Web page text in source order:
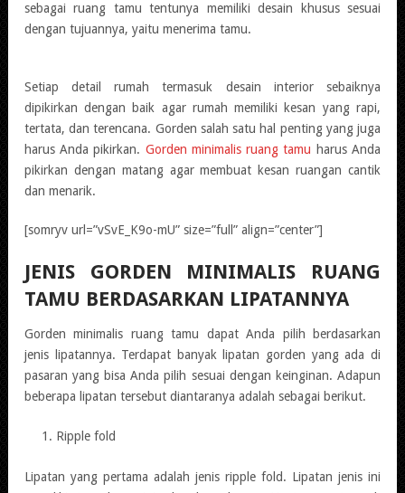
sebagai ruang tamu tentunya memiliki desain khusus sesuai
dengan tujuannya, yaitu menerima tamu.
Setiap detail rumah termasuk desain interior sebaiknya
dipikirkan dengan baik agar rumah memiliki kesan yang rapi,
tertata, dan terencana. Gorden salah satu hal penting yang juga
harus Anda pikirkan. Gorden minimalis ruang tamu harus Anda
pikirkan dengan matang agar membuat kesan ruangan cantik
dan menarik.
[somryv url=”vSvE_K9o-mU” size=”full” align=”center”]
JENIS GORDEN MINIMALIS RUANG
TAMU BERDASARKAN LIPATANNYA
Gorden minimalis ruang tamu dapat Anda pilih berdasarkan
jenis lipatannya. Terdapat banyak lipatan gorden yang ada di
pasaran yang bisa Anda pilih sesuai dengan keinginan. Adapun
beberapa lipatan tersebut diantaranya adalah sebagai berikut.
Ripple fold
Lipatan yang pertama adalah jenis ripple fold. Lipatan jenis ini